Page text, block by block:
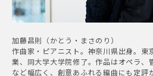
加藤昌則（かとう・まさのり）
作曲家・ピアニスト。神奈川県出身。東
業、同大学大学院修了。作品はオペラ、
など幅広く、創意あふれる編曲にも定評